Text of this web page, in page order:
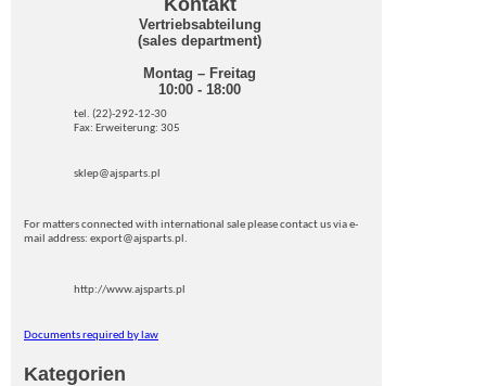
Kontakt
Vertriebsabteilung
(sales department)
Montag – Freitag
10:00 - 18:00
tel. (22)-292-12-30
Fax: Erweiterung: 305
sklep@ajsparts.pl
For matters connected with international sale please contact us via e-
mail address: export@ajsparts.pl.
http://www.ajsparts.pl
Documents required by law
Kategorien